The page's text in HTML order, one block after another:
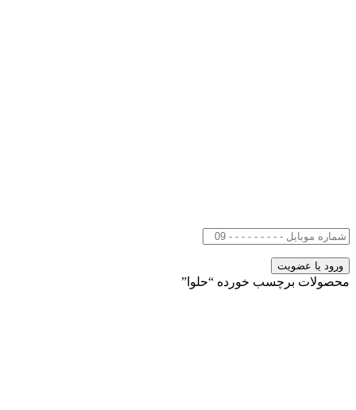
محصولات برچسب خورده “حلوا”